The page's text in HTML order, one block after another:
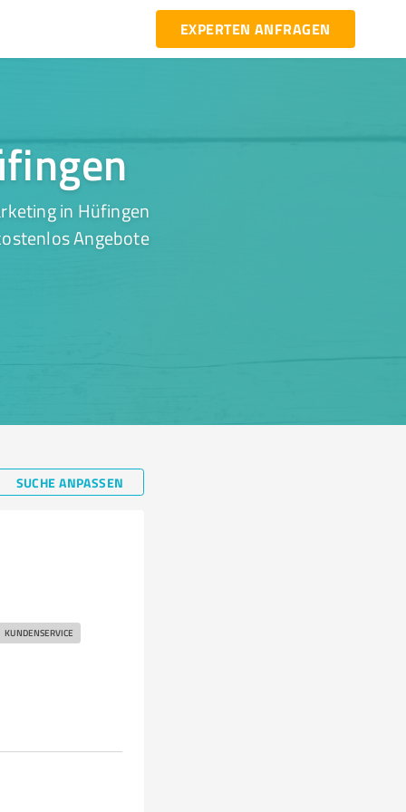
EXPERTEN ANFRAGEN
in Hüfingen
Angebote
SUCHE ANPASSEN
KUNDENSERVICE